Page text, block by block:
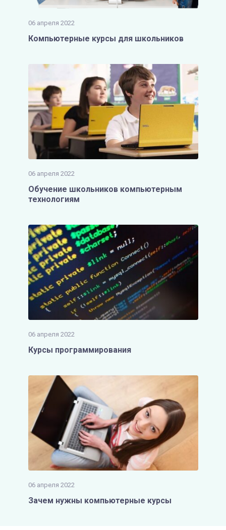
06 апреля 2022
Компьютерные курсы для школьников
06 апреля 2022
Обучение школьников компьютерным
технологиям
06 апреля 2022
Курсы программирования
06 апреля 2022
Зачем нужны компьютерные курсы